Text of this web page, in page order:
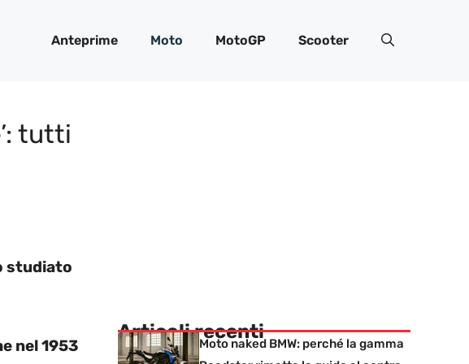
Anteprime Moto MotoGP Scooter
tutti
studiato
nel 1953
Articoli recenti
Moto naked BMW: perché la gamma